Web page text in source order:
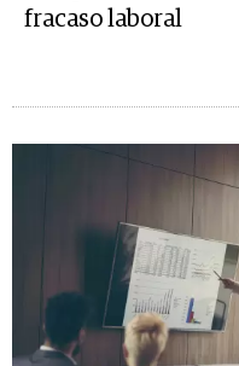
fracaso laboral